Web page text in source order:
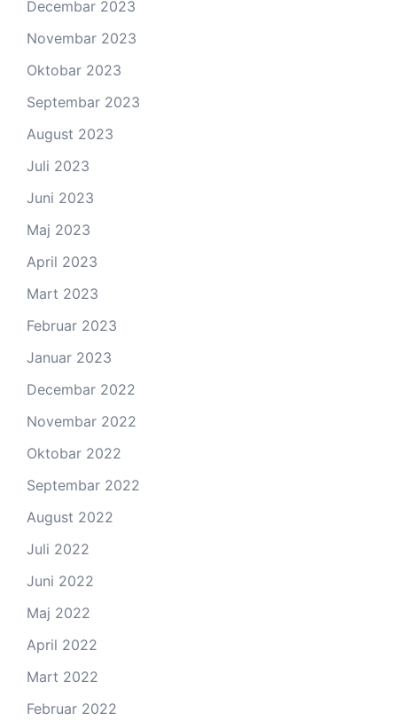
Decembar 2023
Novembar 2023
Oktobar 2023
Septembar 2023
August 2023
Juli 2023
Juni 2023
Maj 2023
April 2023
Mart 2023
Februar 2023
Januar 2023
Decembar 2022
Novembar 2022
Oktobar 2022
Septembar 2022
August 2022
Juli 2022
Juni 2022
Maj 2022
April 2022
Mart 2022
Februar 2022